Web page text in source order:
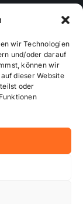
wir Technologien
und/oder darauf
können wir
dieser Website
oder
informiert!